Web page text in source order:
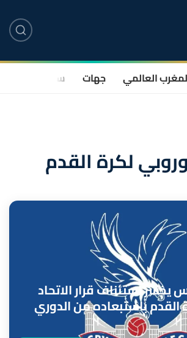
العالمي جهات سياسة
لكرة القدم
يخسر استئناف قرار الاتحاد
القدم باستبعاده من الدوري